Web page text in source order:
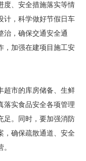
度、安全措施落实等情
计，科学做好节假日车
治，确保交通安全通
，加强在建项目施工安
市的库房储备、生鲜
落实食品安全各项管理
足。同时，要加强消防
，确保疏散通道、安全